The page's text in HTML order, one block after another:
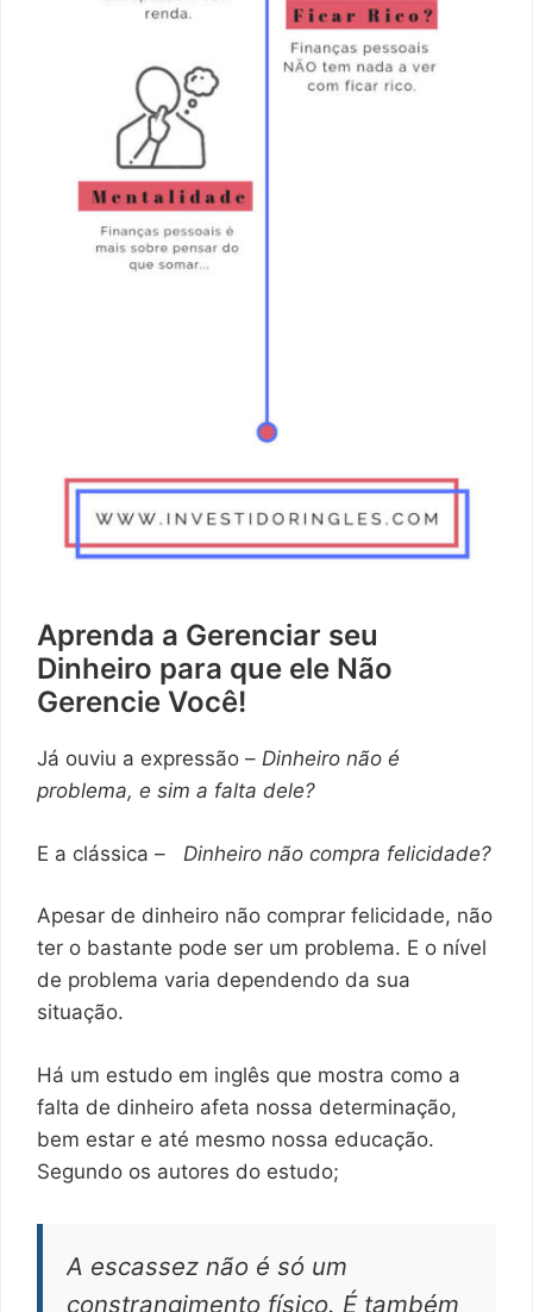
Aprenda a Gerenciar seu
Dinheiro para que ele Não
Gerencie Você!
Já ouviu a expressão – Dinheiro não é
problema, e sim a falta dele?
E a clássica – Dinheiro não compra felicidade?
Apesar de dinheiro não comprar felicidade, não
ter o bastante pode ser um problema. E o nível
de problema varia dependendo da sua
situação.
Há um estudo em inglês que mostra como a
falta de dinheiro afeta nossa determinação,
bem estar e até mesmo nossa educação.
Segundo os autores do estudo;
A escassez não é só um
constrangimento físico. É também